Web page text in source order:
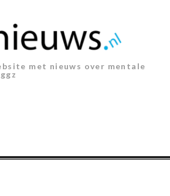
met nieuws over mentale